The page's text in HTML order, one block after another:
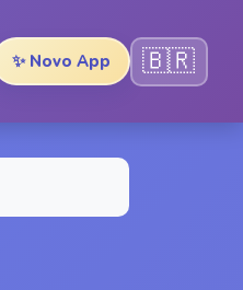
✨ Novo App 🇧🇷